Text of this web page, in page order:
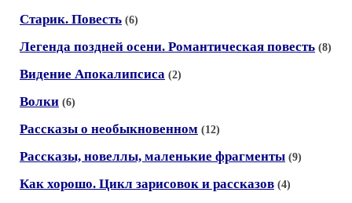
Старик. Повесть (6)
Легенда поздней осени. Романтическая повесть (8)
Видение Апокалипсиса (2)
Волки (6)
Рассказы о необыкновенном (12)
Рассказы, новеллы, маленькие фрагменты (9)
Как хорошо. Цикл зарисовок и рассказов (4)